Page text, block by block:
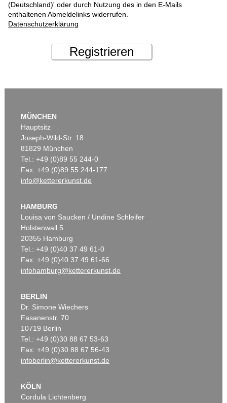
(Deutschland)' oder durch Nutzung des in den E-Mails
enthaltenen Abmeldelinks widerrufen.
Datenschutzerklärung
Registrieren
MÜNCHEN
Hauptsitz
Joseph-Wild-Str. 18
81829 München
Tel.: +49 (0)89 55 244-0
Fax: +49 (0)89 55 244-177
info@kettererkunst.de
HAMBURG
Louisa von Saucken / Undine Schleifer
Holstenwall 5
20355 Hamburg
Tel.: +49 (0)40 37 49 61-0
Fax: +49 (0)40 37 49 61-66
infohamburg@kettererkunst.de
BERLIN
Dr. Simone Wiechers
Fasanenstr. 70
10719 Berlin
Tel.: +49 (0)30 88 67 53-63
Fax: +49 (0)30 88 67 56-43
infoberlin@kettererkunst.de
KÖLN
Cordula Lichtenberg